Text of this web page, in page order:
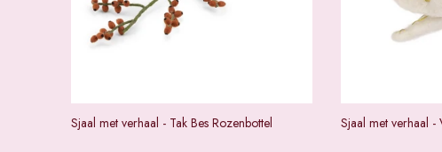
Sjaal met verhaal - Tak Bes Rozenbottel Sjaal met verhaal -